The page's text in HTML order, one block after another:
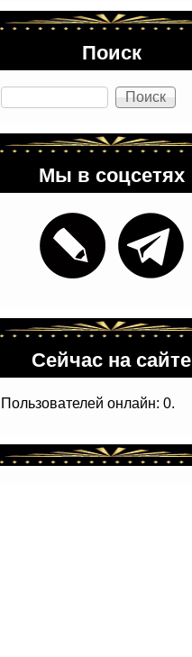
Поиск
Поиск
Мы в соцсетях
Сейчас на сайте
Пользователей онлайн: 0.